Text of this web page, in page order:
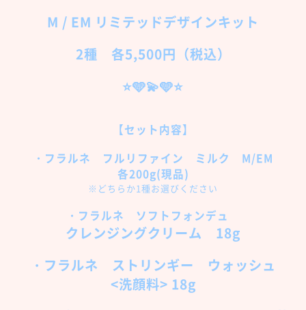
M / EM リミテッドデザインキット
2種 各5,500円（税込）
⭐️🩵💫🩵⭐️
【セット内容】
・フラルネ フルリファイン ミルク M/EM
各200g(現品)
※どちらか1種お選びください
・フラルネ ソフトフォンデュ
クレンジングクリーム 18g
・フラルネ ストリンギー ウォッシュ
<洗顔料> 18g